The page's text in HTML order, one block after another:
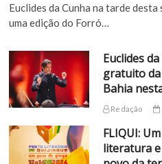
Euclides da Cunha na tarde
uma edição do Forró…
Euclides
gratuito
Bahia
Redação
FLIQUI:
literatura